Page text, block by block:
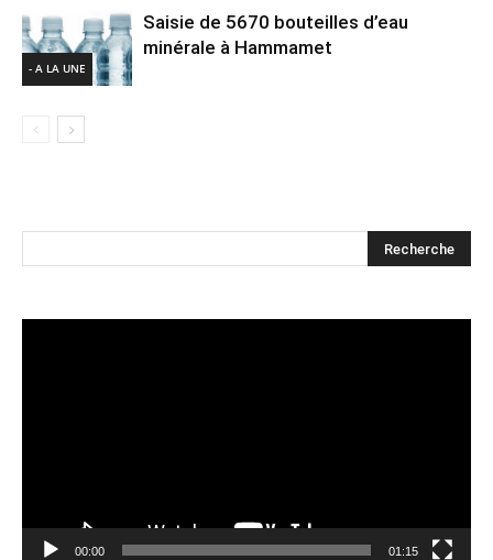
- A LA UNE
Saisie de 5670 bouteilles d’eau
minérale à Hammamet
00:00 01:15